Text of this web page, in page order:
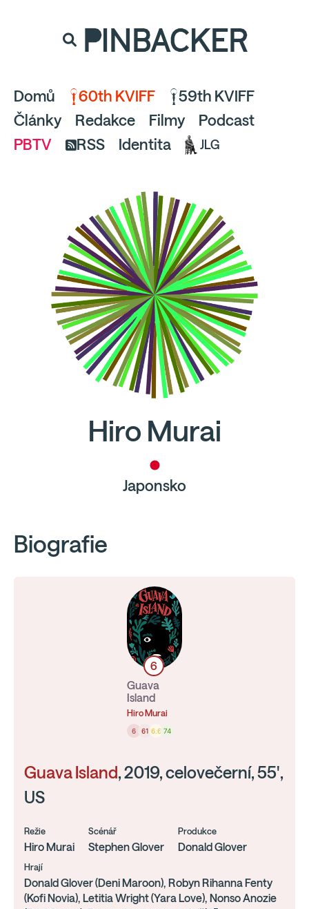
a pusťte se do čtení.
PINBACKER
Domů 60th KVIFF
59th KVIFF
Články
Redakce Filmy
Podcast
PBTV
RSS Identita JLG
Hiro Murai
Japonsko
Biografie
6
Guava
Island
Hiro Murai
6 61 6.6 74
Guava Island, 2019, celovečerní, 55',
US
Režie
Hiro Murai
Scénář
Stephen Glover
Produkce
Donald Glover
Hrají
Donald Glover (Deni Maroon), Robyn Rihanna Fenty
(Kofi Novia), Letitia Wright (Yara Love), Nonso Anozie